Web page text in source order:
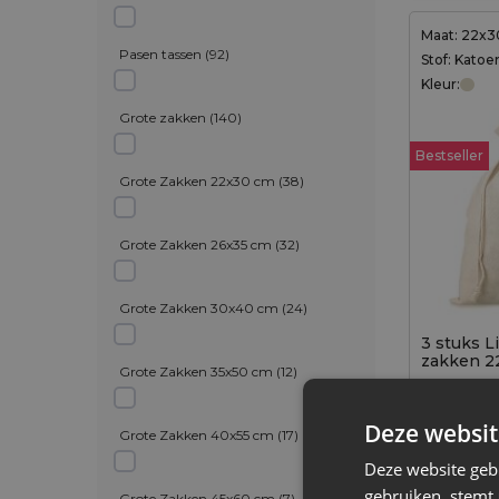
Pasen tassen (92)
Grote zakken (140)
Grote Zakken 22x30 cm (38)
Grote Zakken 26x35 cm (32)
Grote Zakken 30x40 cm (24)
Grote Zakken 35x50 cm (12)
Grote Zakken 40x55 cm (17)
Maat:
Stof:
Kleur:
Bestseller
3 stuks
zakken
0,83 € / st.
Deze
Deze website